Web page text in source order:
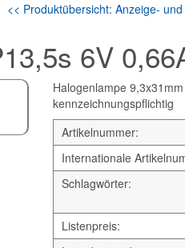
<< Produktübersicht: Anzeige-
6V
Halogenlampe
kennzeichnungspflichtig
Artikelnummer:
Internationale
Schlagwörter:
Listenpreis: